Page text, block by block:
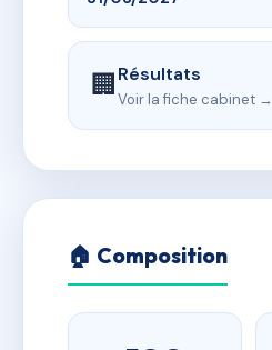
🏢Résultats
Voir la fiche cabinet →
🏠 Composition